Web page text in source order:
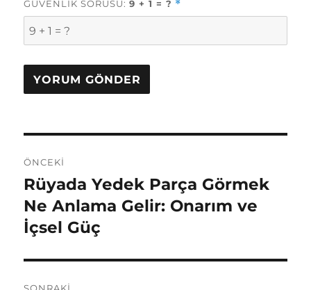
GÜVENLIK SORUSU:9 + 1 = ? *
gezinmesi
ÖNCEKI
Önceki
yazı:
Rüyada Yedek Parça Görmek
Ne Anlama Gelir: Onarım ve
İçsel Güç